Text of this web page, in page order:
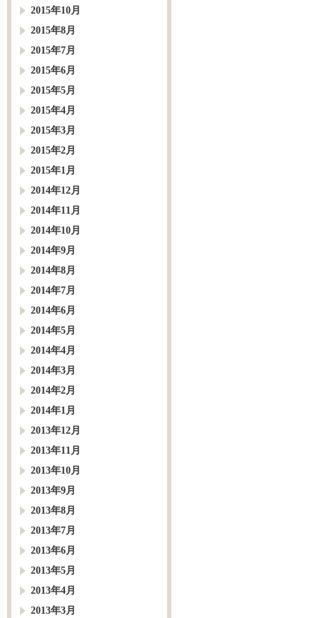
2015年10月
2015年8月
2015年7月
2015年6月
2015年5月
2015年4月
2015年3月
2015年2月
2015年1月
2014年12月
2014年11月
2014年10月
2014年9月
2014年8月
2014年7月
2014年6月
2014年5月
2014年4月
2014年3月
2014年2月
2014年1月
2013年12月
2013年11月
2013年10月
2013年9月
2013年8月
2013年7月
2013年6月
2013年5月
2013年4月
2013年3月